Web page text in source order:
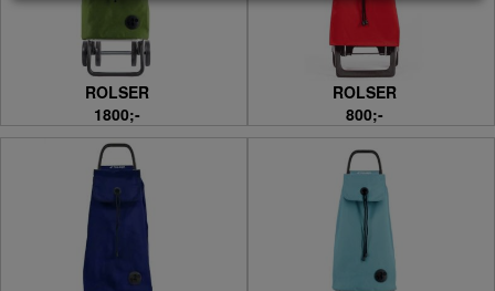
ROLSER
1800;-
ROLSER
800;-